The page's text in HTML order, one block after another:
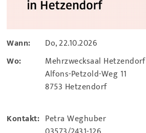
Wann:
Do, 22.10.2026
Wo:
Mehrzwecksaal Hetzendorf
Alfons-Petzold-Weg 11
8753 Hetzendorf
Kontakt: Petra Weghuber